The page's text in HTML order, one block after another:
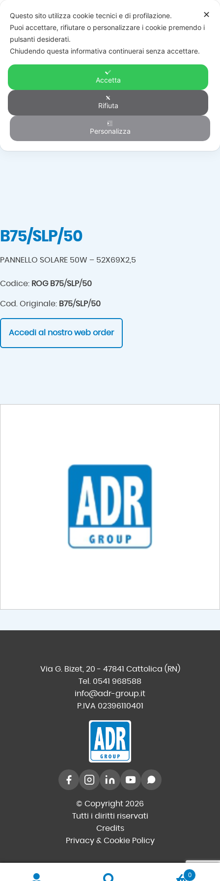
Automazione
B75/SLP/50
PANNELLO SOLARE 50W – 52X69X2,5
Codice: ROG B75/SLP/50
Cod. Originale: B75/SLP/50
Accedi al nostro web order
Via G. Bizet, 20 - 47841 Cattolica (RN)
Tel. 0541 968588
info@adr-group.it
P.IVA 02396110401
© Copyright 2026
Tutti i diritti riservati
Credits
Privacy & Cookie Policy
0
✕
Questo sito utilizza cookie tecnici e di profilazione.
Puoi accettare, rifiutare o personalizzare i cookie premendo i
pulsanti desiderati.
Chiudendo questa informativa continuerai senza accettare.
Accetta
Rifiuta
Personalizza